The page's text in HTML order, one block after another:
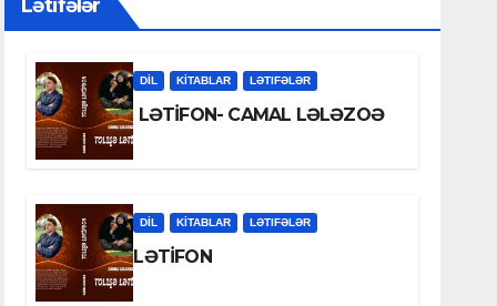
Lətifələr
DİL KİTABLAR LƏTIFƏLƏR
LƏTİFON- CAMAL LƏLƏZOƏ
DİL KİTABLAR LƏTIFƏLƏR
LƏTİFON